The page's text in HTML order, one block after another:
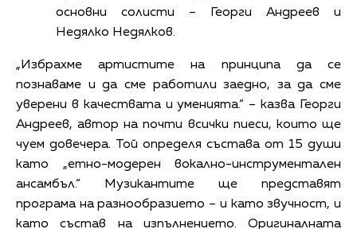
основни солисти – Георги Андреев и
Недялко Недялков.
„Избрахме артистите на принципа да се
познаваме и да сме работили заедно, за да сме
уверени в качествата и уменията.“ – казва Георги
Андреев, автор на почти всички пиеси, които ще
чуем довечера. Той определя състава от 15 души
като „етно-модерен вокално-инструментален
ансамбъл.“ Музикантите ще представят
програма на разнообразието – и като звучност, и
като състав на изпълнението. Оригиналната